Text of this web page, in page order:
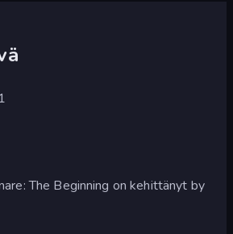
The Beginning on kehittänyt by